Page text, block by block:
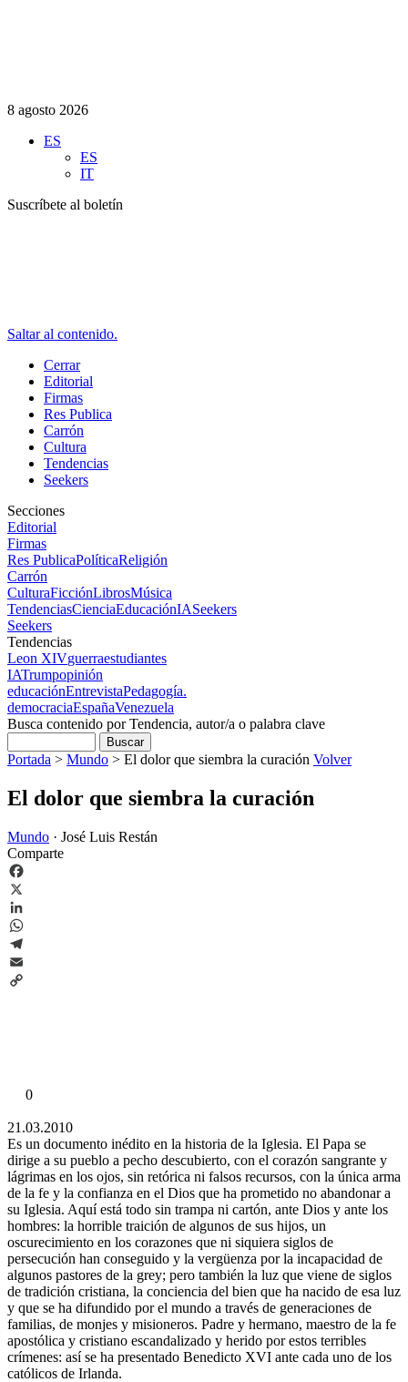
8 agosto 2026
ES
ES
IT
Suscríbete al boletín
Saltar al contenido.
Cerrar
Editorial
Firmas
Res Publica
Carrón
Cultura
Tendencias
Seekers
Secciones
Editorial
Firmas
Res PublicaPolíticaReligión
Carrón
CulturaFicciónLibrosMúsica
TendenciasCienciaEducaciónIASeekers
Seekers
Tendencias
Leon XIVguerraestudiantes
IATrumpopinión
educaciónEntrevistaPedagogía.
democraciaEspañaVenezuela
Busca contenido por Tendencia, autor/a o palabra clave
Portada > Mundo > El dolor que siembra la curación Volver
El dolor que siembra la curación
Mundo · José Luis Restán
Comparte
Facebook
X
LinkedIn
WhatsApp
Telegram
Email
0
21.03.2010
Es un documento inédito en la historia de la Iglesia. El Papa se
dirige a su pueblo a pecho descubierto, con el corazón sangrante y
lágrimas en los ojos, sin retórica ni falsos recursos, con la única arma
de la fe y la confianza en el Dios que ha prometido no abandonar a
su Iglesia. Aquí está todo sin trampa ni cartón, ante Dios y ante los
hombres: la horrible traición de algunos de sus hijos, un
oscurecimiento en los corazones que ni siquiera siglos de
persecución han conseguido y la vergüenza por la incapacidad de
algunos pastores de la grey; pero también la luz que viene de siglos
de tradición cristiana, la conciencia del bien que ha nacido de esa luz
y que se ha difundido por el mundo a través de generaciones de
familias, de monjes y misioneros. Padre y hermano, maestro de la fe
apostólica y cristiano escandalizado y herido por estos terribles
crímenes: así se ha presentado Benedicto XVI ante cada uno de los
católicos de Irlanda.